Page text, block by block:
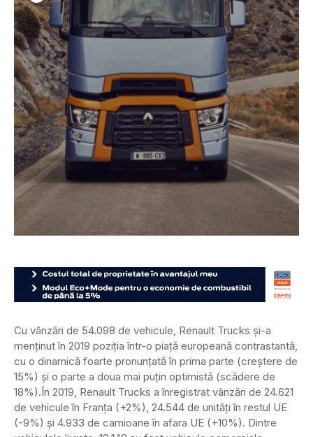
Cu vânzări de 54.098 de vehicule, Renault Trucks și-a
menținut în 2019 poziția într-o piață europeană contrastantă,
cu o dinamică foarte pronunțată în prima parte (creștere de
15%) și o parte a doua mai puțin optimistă (scădere de
18%).În 2019, Renault Trucks a înregistrat vânzări de 24.621
de vehicule în Franța (+2%), 24.544 de unități în restul UE
(-9%) și 4.933 de camioane în afara UE (+10%). Dintre